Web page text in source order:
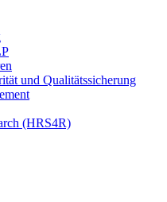
und Qualitätssicherung
(HRS4R)